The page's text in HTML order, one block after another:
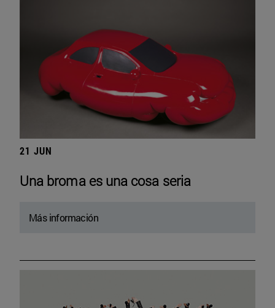
21 JUN
Una broma es una cosa seria
Más información